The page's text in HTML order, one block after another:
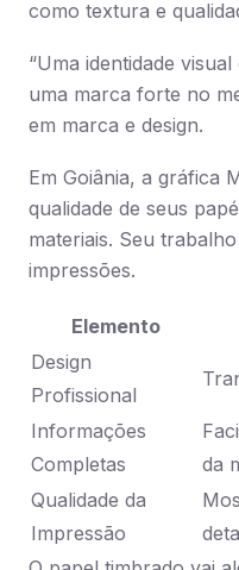
como textura e
“Uma identidade
uma marca forte no
em marca e design.
Em Goiânia, a gráfica
qualidade de seus
materiais. Seu
impressões.
Elemento
Design
Profissional
Informações
Completas
da
Qualidade da
Impressão